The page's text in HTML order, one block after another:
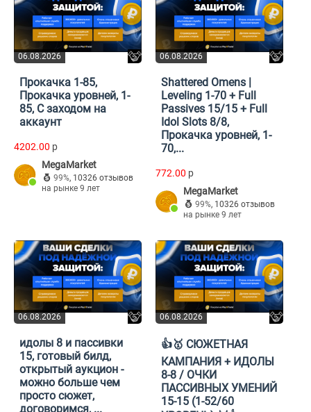
06.08.2026
Прокачка 1-85,
Прокачка уровней, 1-
85, С заходом на
аккаунт
4202.00 p
MegaMarket
99%, 10326 отзывов
на рынке 9 лет
06.08.2026
Shattered Omens |
Leveling 1-70 + Full
Passives 15/15 + Full
Idol Slots 8/8,
Прокачка уровней, 1-
70,...
772.00 p
MegaMarket
99%, 10326 отзывов
на рынке 9 лет
06.08.2026
идолы 8 и пассивки
15, готовый билд,
открытый аукцион -
можно больше чем
просто сюжет,
договоримся, ...
06.08.2026
👍🥇 СЮЖЕТНАЯ
КАМПАНИЯ + ИДОЛЫ
8-8 / ОЧКИ
ПАССИВНЫХ УМЕНИЙ
15-15 (1-52/60